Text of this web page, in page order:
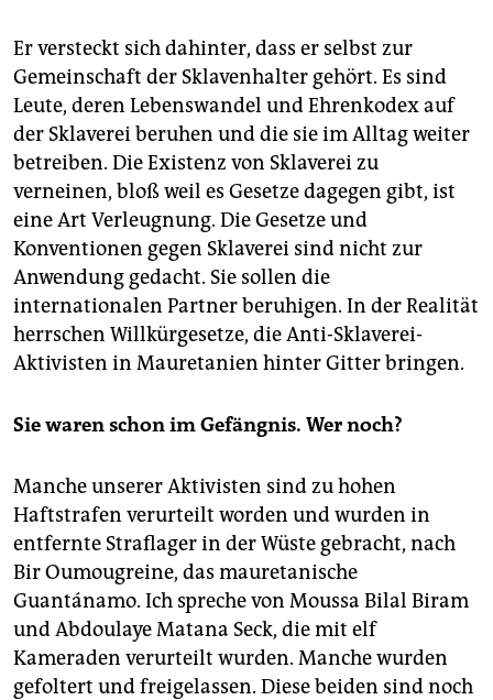
Er versteckt sich dahinter, dass er selbst zur
Gemeinschaft der Sklavenhalter gehört. Es sind
Leute, deren Lebenswandel und Ehrenkodex auf
der Sklaverei beruhen und die sie im Alltag weiter
betreiben. Die Existenz von Sklaverei zu
verneinen, bloß weil es Gesetze dagegen gibt, ist
eine Art Verleugnung. Die Gesetze und
Konventionen gegen Sklaverei sind nicht zur
Anwendung gedacht. Sie sollen die
internationalen Partner beruhigen. In der Realität
herrschen Willkürgesetze, die Anti-Sklaverei-
Aktivisten in Mauretanien hinter Gitter bringen.
Sie waren schon im Gefängnis. Wer noch?
Manche unserer Aktivisten sind zu hohen
Haftstrafen verurteilt worden und wurden in
entfernte Straflager in der Wüste gebracht, nach
Bir Oumougreine, das mauretanische
Guantánamo. Ich spreche von Moussa Bilal Biram
und Abdoulaye Matana Seck, die mit elf
Kameraden verurteilt wurden. Manche wurden
gefoltert und freigelassen. Diese beiden sind noch